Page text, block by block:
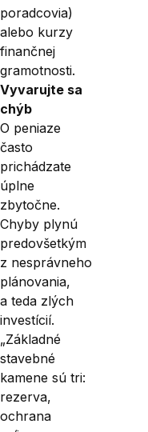
poradcovia)
alebo kurzy
finančnej
gramotnosti.
Vyvarujte sa
chýb
O peniaze
často
prichádzate
úplne
zbytočne.
Chyby plynú
predovšetkým
z nesprávneho
plánovania,
a teda zlých
investícií.
„Základné
stavebné
kamene sú tri:
rezerva,
ochrana